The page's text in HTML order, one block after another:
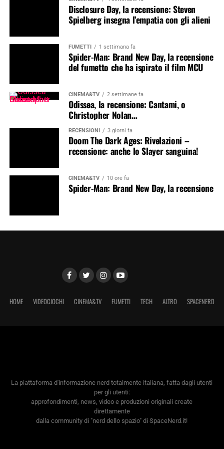
Disclosure Day, la recensione: Steven
Spielberg insegna l’empatia con gli alieni
FUMETTI 1 settimana fa
Spider-Man: Brand New Day, la recensione
del fumetto che ha ispirato il film MCU
CINEMA&TV 2 settimane fa
Odissea, la recensione: Cantami, o
Christopher Nolan…
RECENSIONI 3 giorni fa
Doom The Dark Ages: Rivelazioni –
recensione: anche lo Slayer sanguina!
CINEMA&TV 10 ore fa
Spider-Man: Brand New Day, la recensione
HOME VIDEOGIOCHI CINEMA&TV FUMETTI TECH ALTRO SPACENERD
La piattaforma d'informazione nerd totalmente italiana, fatta dagli utenti
per gli utenti:
approfondimenti, news, video e produzioni originali create
direttamente
dalla community di "nerd dello spazio" di SpaceNerd.it!